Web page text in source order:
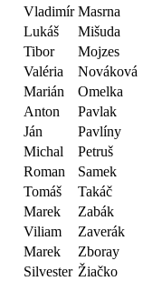
Vladimír Masrna
Lukáš
Mišuda
Tibor
Mojzes
Valéria
Nováková
Marián
Omelka
Anton
Pavlak
Ján
Pavlíny
Michal
Petruš
Roman
Samek
Tomáš
Takáč
Marek
Zabák
Viliam
Zaverák
Marek
Zboray
Silvester Žiačko